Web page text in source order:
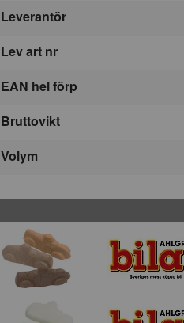
Leverantör
Lev art nr
EAN hel förp
Bruttovikt
Volym